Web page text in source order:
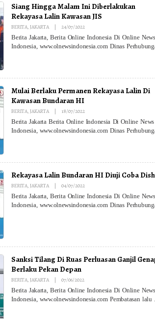
Siang Hingga Malam Ini Diberlakukan
Rekayasa Lalin Kawasan JIS
BERITA,JAKARTA | 24/07/2022By
Berita Jakarta, Berita Online Indonesia Di Online News
Indonesia, www.olnewsindonesia.com Dinas
Mulai Berlaku Permanen Rekayasa Lalin Di
Kawasan Bundaran HI
BERITA,JAKARTA | 18/07/2022By
Berita Jakarta Berita Online Indonesia Di Online News
Indonesia, www.olnewsindonesia.com Dinas
Rekayasa Lalin Bundaran HI Diuji Coba
BERITA,JAKARTA | 04/07/2022By
Berita Jakarta, Berita Online Indonesia Di Online News
Indonesia, www.olnewsindonesia.com Dinas
Sanksi Tilang Di Ruas Perluasan Ganjil
Berlaku Pekan Depan
BERITA,JAKARTA | 07/06/2022By
Berita Jakarta, Berita Online Indonesia Di Online News
Indonesia, www.olnewsindonesia.com Pembatasan lalu